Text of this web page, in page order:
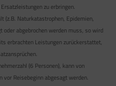
zu erbringen.
(z.B. Naturkatastrophen, Epidemien,
oder abgebrochen werden muss, so wird
erbrachten Leistungen zurückerstattet,
(6 Personen), kann von
vor Reisebeginn abgesagt werden.